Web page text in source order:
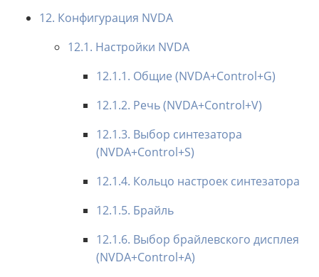
12. Конфигурация NVDA
12.1. Настройки NVDA
12.1.1. Общие (NVDA+Control+G)
12.1.2. Речь (NVDA+Control+V)
12.1.3. Выбор синтезатора
(NVDA+Control+S)
12.1.4. Кольцо настроек синтезатора
12.1.5. Брайль
12.1.6. Выбор брайлевского дисплея
(NVDA+Control+A)